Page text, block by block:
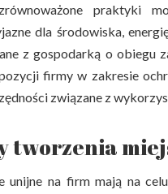
praktyki
dla środowiska,
z gospodarką o obiegu
firmy w zakresie
związane z
tworzenia
unijne na firm mają na